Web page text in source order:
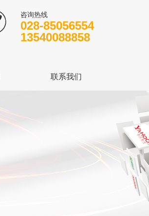
咨询热线
028-85056554
13540088858
联系我们